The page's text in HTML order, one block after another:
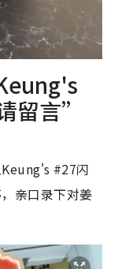
留言”
#27闪
亲口录下对姜